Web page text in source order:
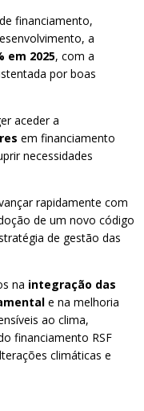
financiamento,
a
em 2025, com a
por boas
aceder a
em financiamento
necessidades
rapidamente com
de um novo código
de gestão das
na integração das
e na melhoria
ao clima,
financiamento RSF
climáticas e